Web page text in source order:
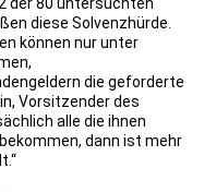
der 80 untersuchten
diese Solvenzhürde.
können nur unter
die geforderte
Vorsitzender des
alle die ihnen
dann ist mehr